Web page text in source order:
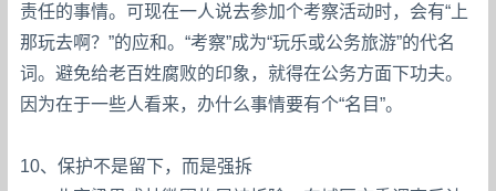
责任的事情。可现在一人说去参加个考察活动时，会有“上
那玩去啊？”的应和。“考察”成为“玩乐或公务旅游”的代名
词。避免给老百姓腐败的印象，就得在公务方面下功夫。
因为在于一些人看来，办什么事情要有个“名目”。
10、保护不是留下，而是强拆